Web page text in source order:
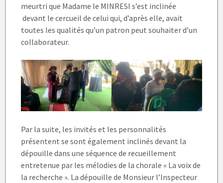
meurtri que Madame le MINRESI s’est inclinée
devant le cercueil de celui qui, d’après elle, avait
toutes les qualités qu’un patron peut souhaiter d’un
collaborateur.
Par la suite, les invités et les personnalités
présentent se sont également inclinés devant la
dépouille dans une séquence de recueillement
entretenue par les mélodies de la chorale « La voix de
la recherche ». La dépouille de Monsieur l’Inspecteur